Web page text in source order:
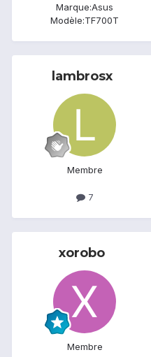
Marque:Asus
Modèle:TF700T
lambrosx
Membre
7
xorobo
Membre